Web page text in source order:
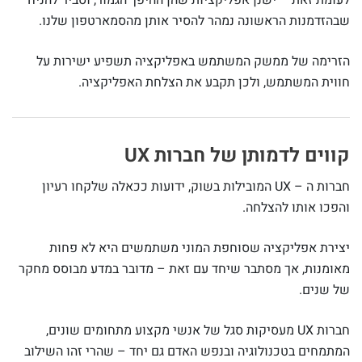
שבהזדמנות הראשונה נמהר להסיר אותן מהסמארטפון שלנו.
הזרימה של ממשק המשתמש באפליקציה תשפיע ישירות על
חווית המשתמש, ולכן תקבע את הצלחת האפליקציה.
קווים לדמותן של חברות UX
חברות ה – UX המובילות בשוק, ידועות ככאלה שלקחו רעיון
והפכו אותו להצלחה.
יצירת אפליקציה שסוחפת המוני משתמשים היא לא פחות
מאומנות, אך מסתבר שיחד עם זאת – מדובר במדע מבוסס מחקר
של שנים.
חברות UX מעסיקות סגל של אנשי מקצוע מתחומים שונים,
המתמחים בטכנולוגיה ובנפש האדם גם יחד – שהרי זהו השילוב